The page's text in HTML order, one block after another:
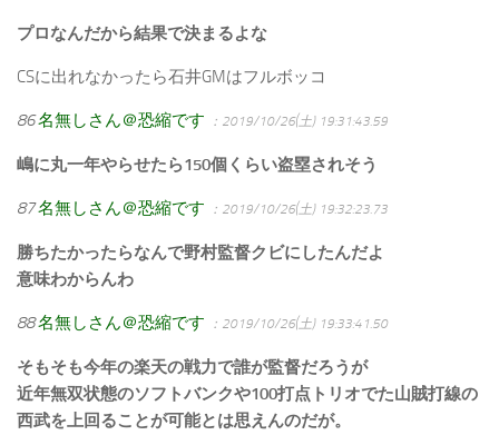
プロなんだから結果で決まるよな
CSに出れなかったら石井GMはフルボッコ
86名無しさん＠恐縮です ：2019/10/26(土) 19:31:43.59
嶋に丸一年やらせたら150個くらい盗塁されそう
87名無しさん＠恐縮です ：2019/10/26(土) 19:32:23.73
勝ちたかったらなんで野村監督クビにしたんだよ
意味わからんわ
88名無しさん＠恐縮です ：2019/10/26(土) 19:33:41.50
そもそも今年の楽天の戦力で誰が監督だろうが
近年無双状態のソフトバンクや100打点トリオでた山賊打線の
西武を上回ることが可能とは思えんのだが。